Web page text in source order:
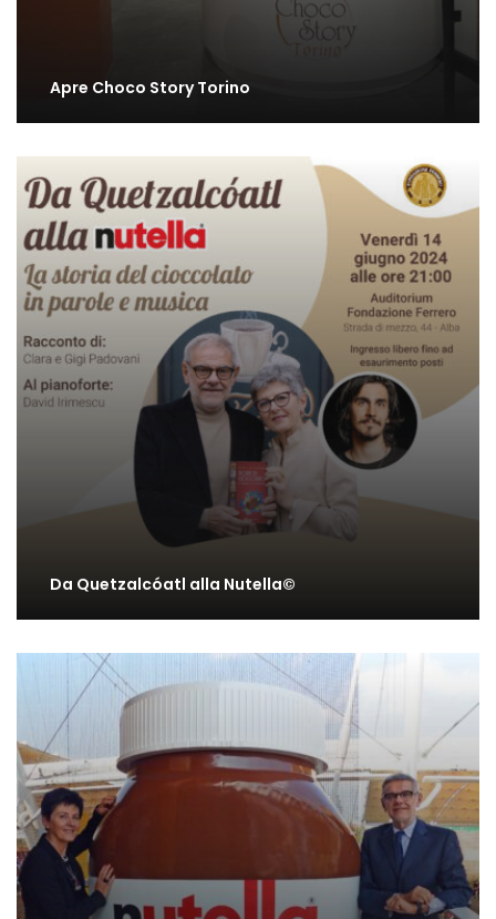
Apre Choco Story Torino
Da Quetzalcóatl alla Nutella©